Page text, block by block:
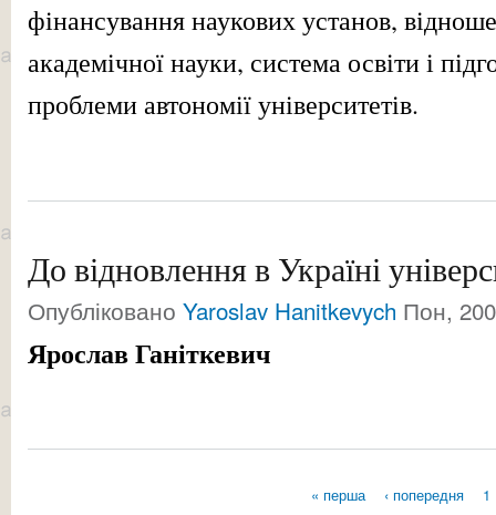
фінансування наукових установ,
академічної науки, система освіти і
проблеми автономії університетів.
До відновлення в Україні
Опубліковано Yaroslav Hanitkevych Пон,
Ярослав Ганіткевич
« перша ‹ попередня 1